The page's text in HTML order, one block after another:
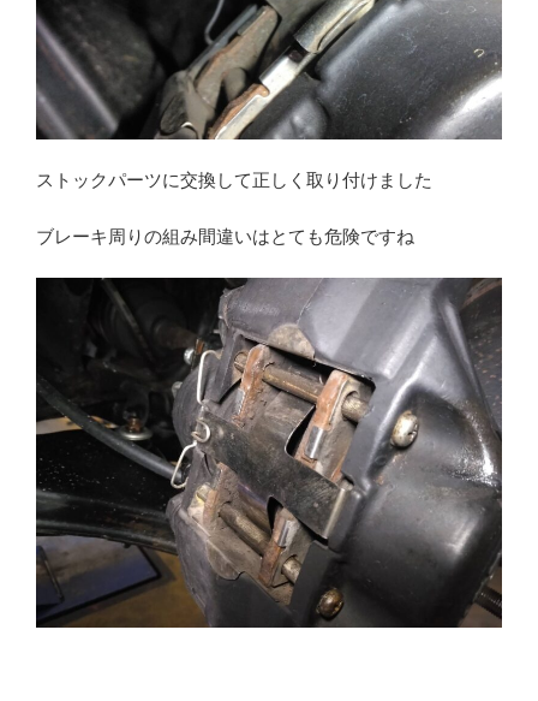
ストックパーツに交換して正しく取り付けました
ブレーキ周りの組み間違いはとても危険ですね